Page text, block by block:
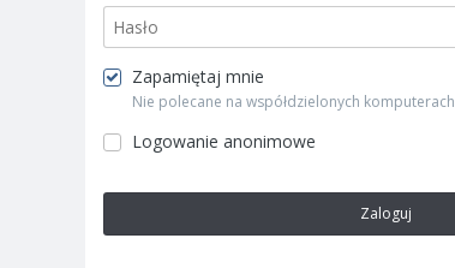
Zapamiętaj mnie
Nie polecane na współdzielonych komputerach
Logowanie anonimowe
Zaloguj